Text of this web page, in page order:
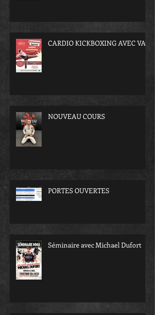
CARDIO KICKBOXING AVEC VAL
NOUVEAU COURS
PORTES OUVERTES
Séminaire avec Michael Dufort